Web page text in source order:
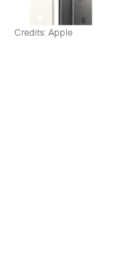
Credits: Apple